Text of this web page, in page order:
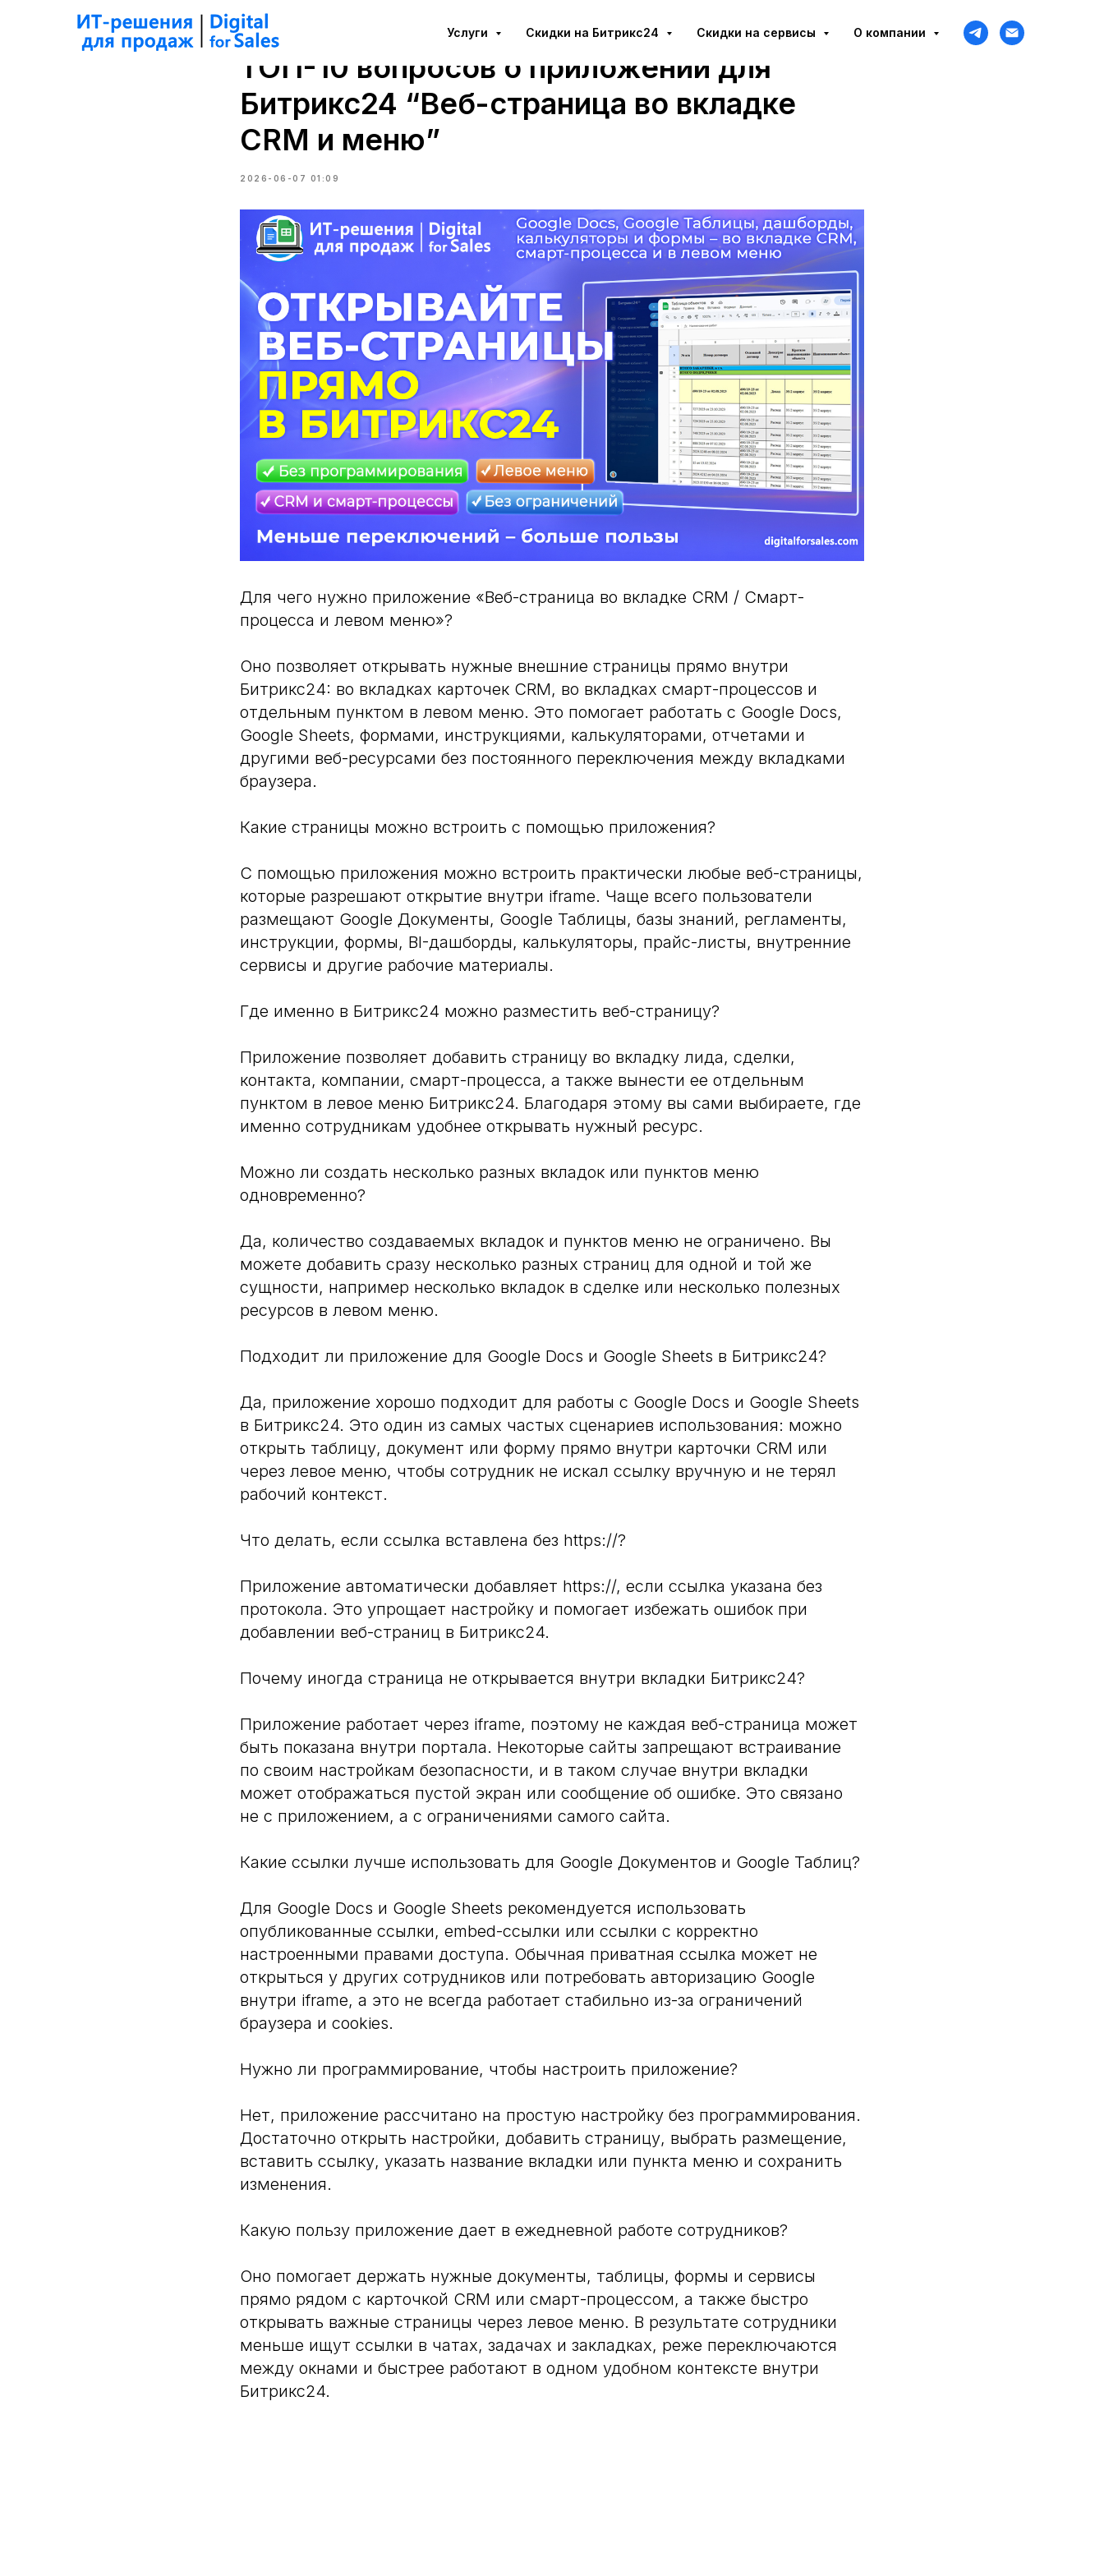
Услуги Cкидки на Битрикс24 Скидки на сервисы О компании
ТОП-10 вопросов о приложении для
Битрикс24 “Веб-страница во вкладке
CRM и меню”
2026-06-07 01:09
Для чего нужно приложение «Веб-страница во вкладке CRM / Смарт-
процесса и левом меню»?
Оно позволяет открывать нужные внешние страницы прямо внутри
Битрикс24: во вкладках карточек CRM, во вкладках смарт-процессов и
отдельным пунктом в левом меню. Это помогает работать с Google Docs,
Google Sheets, формами, инструкциями, калькуляторами, отчетами и
другими веб-ресурсами без постоянного переключения между вкладками
браузера.
Какие страницы можно встроить с помощью приложения?
С помощью приложения можно встроить практически любые веб-страницы,
которые разрешают открытие внутри iframe. Чаще всего пользователи
размещают Google Документы, Google Таблицы, базы знаний, регламенты,
инструкции, формы, BI-дашборды, калькуляторы, прайс-листы, внутренние
сервисы и другие рабочие материалы.
Где именно в Битрикс24 можно разместить веб-страницу?
Приложение позволяет добавить страницу во вкладку лида, сделки,
контакта, компании, смарт-процесса, а также вынести ее отдельным
пунктом в левое меню Битрикс24. Благодаря этому вы сами выбираете, где
именно сотрудникам удобнее открывать нужный ресурс.
Можно ли создать несколько разных вкладок или пунктов меню
одновременно?
Да, количество создаваемых вкладок и пунктов меню не ограничено. Вы
можете добавить сразу несколько разных страниц для одной и той же
сущности, например несколько вкладок в сделке или несколько полезных
ресурсов в левом меню.
Подходит ли приложение для Google Docs и Google Sheets в Битрикс24?
Да, приложение хорошо подходит для работы с Google Docs и Google Sheets
в Битрикс24. Это один из самых частых сценариев использования: можно
открыть таблицу, документ или форму прямо внутри карточки CRM или
через левое меню, чтобы сотрудник не искал ссылку вручную и не терял
рабочий контекст.
Что делать, если ссылка вставлена без https://?
Приложение автоматически добавляет https://, если ссылка указана без
протокола. Это упрощает настройку и помогает избежать ошибок при
добавлении веб-страниц в Битрикс24.
Почему иногда страница не открывается внутри вкладки Битрикс24?
Приложение работает через iframe, поэтому не каждая веб-страница может
быть показана внутри портала. Некоторые сайты запрещают встраивание
по своим настройкам безопасности, и в таком случае внутри вкладки
может отображаться пустой экран или сообщение об ошибке. Это связано
не с приложением, а с ограничениями самого сайта.
Какие ссылки лучше использовать для Google Документов и Google Таблиц?
Для Google Docs и Google Sheets рекомендуется использовать
опубликованные ссылки, embed-ссылки или ссылки с корректно
настроенными правами доступа. Обычная приватная ссылка может не
открыться у других сотрудников или потребовать авторизацию Google
внутри iframe, а это не всегда работает стабильно из-за ограничений
браузера и cookies.
Нужно ли программирование, чтобы настроить приложение?
Нет, приложение рассчитано на простую настройку без программирования.
Достаточно открыть настройки, добавить страницу, выбрать размещение,
вставить ссылку, указать название вкладки или пункта меню и сохранить
изменения.
Какую пользу приложение дает в ежедневной работе сотрудников?
Оно помогает держать нужные документы, таблицы, формы и сервисы
прямо рядом с карточкой CRM или смарт-процессом, а также быстро
открывать важные страницы через левое меню. В результате сотрудники
меньше ищут ссылки в чатах, задачах и закладках, реже переключаются
между окнами и быстрее работают в одном удобном контексте внутри
Битрикс24.